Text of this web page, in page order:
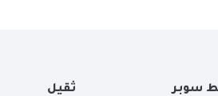
سوبر ثقيل